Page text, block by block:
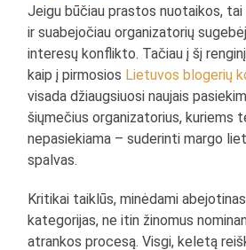
Jeigu būčiau prastos nuotaikos,
ir suabejočiau organizatorių
interesų konflikto. Tačiau į šį
kaip į pirmosios Lietuvos blogerių
visada džiaugsiuosi naujais
šiųmečius organizatorius, kuriems
nepasiekiama – suderinti margo
spalvas.
Kritikai taiklūs, minėdami
kategorijas, ne itin žinomus
atrankos procesą. Visgi, keletą